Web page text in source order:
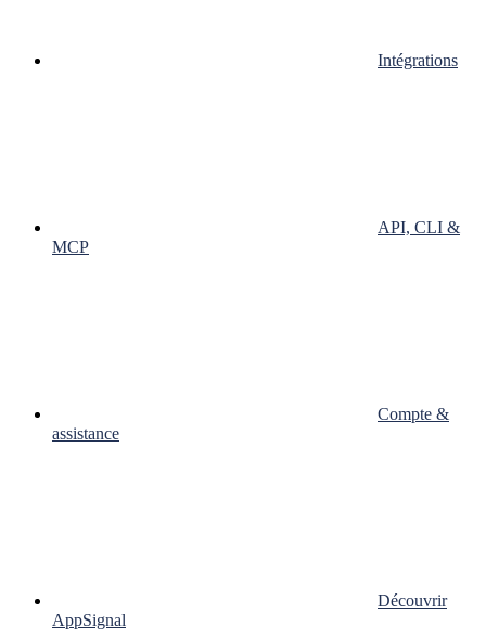
Intégrations
API, CLI &
MCP
Compte &
assistance
Découvrir
AppSignal